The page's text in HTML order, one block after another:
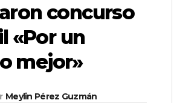
concurso
«Por un
mejor»
Meylin Pérez Guzmán